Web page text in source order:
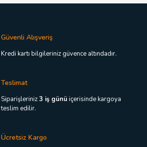
Güvenli Alışveriş
Kredi kartı bilgileriniz güvence altındadır.
Teslimat
Siparişleriniz3 iş günü içerisinde kargoya
teslim edilir.
Ücretsiz Kargo